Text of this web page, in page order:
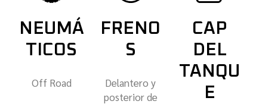
NEUMÁ
TICOS
Off Road
FRENO
S
Delantero y
posterior de
CAP
DEL
TANQU
E